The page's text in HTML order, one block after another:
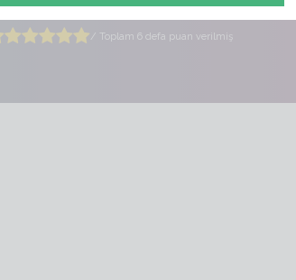
/ Toplam 6 defa puan verilmiş